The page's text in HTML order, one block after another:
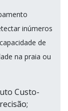
inúmeros
de
na praia ou
Custo-